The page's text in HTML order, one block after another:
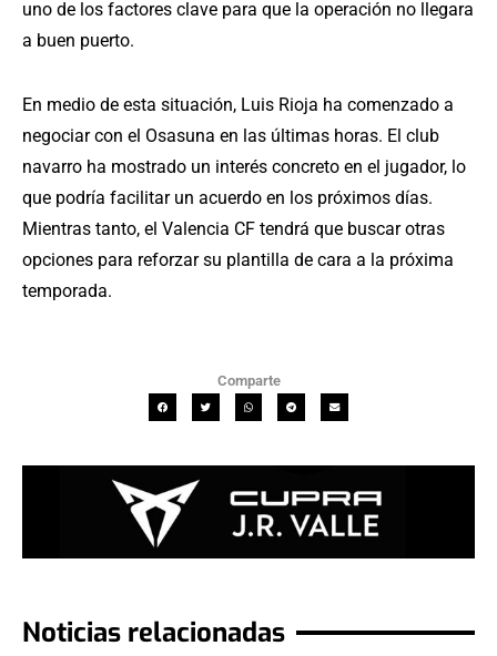
uno de los factores clave para que la operación no llegara
a buen puerto.
En medio de esta situación, Luis Rioja ha comenzado a
negociar con el Osasuna en las últimas horas. El club
navarro ha mostrado un interés concreto en el jugador, lo
que podría facilitar un acuerdo en los próximos días.
Mientras tanto, el Valencia CF tendrá que buscar otras
opciones para reforzar su plantilla de cara a la próxima
temporada.
Comparte
Noticias relacionadas